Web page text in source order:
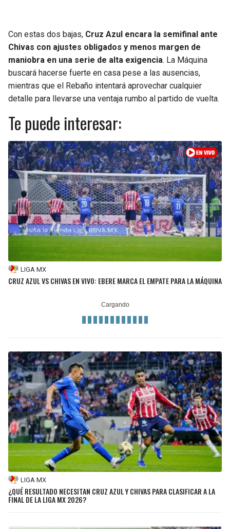
Con estas dos bajas, Cruz Azul encara la semifinal ante
Chivas con ajustes obligados y menos margen de
maniobra en una serie de alta exigencia. La Máquina
buscará hacerse fuerte en casa pese a las ausencias,
mientras que el Rebaño intentará aprovechar cualquier
detalle para llevarse una ventaja rumbo al partido de vuelta.
Te puede interesar:
LIGA MX
CRUZ AZUL VS CHIVAS EN VIVO: EBERE MARCA EL EMPATE PARA LA MÁQUINA
LIGA MX
¿QUÉ RESULTADO NECESITAN CRUZ AZUL Y CHIVAS PARA CLASIFICAR A LA
FINAL DE LA LIGA MX 2026?